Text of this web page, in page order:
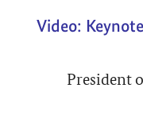
Video:
President